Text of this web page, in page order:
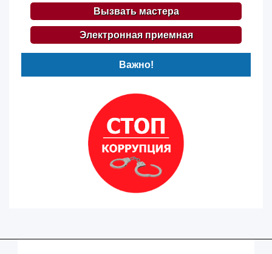
Вызвать мастера
Электронная приемная
Важно!